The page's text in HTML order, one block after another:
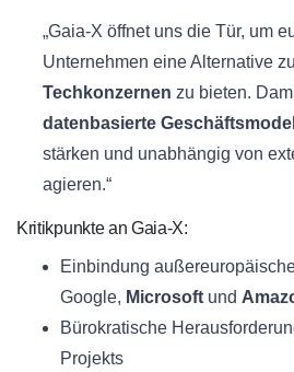
„Gaia-X öffnet uns die Tür, um
Unternehmen eine Alternative
Techkonzernen zu bieten.
datenbasierte
stärken und unabhängig von
agieren.“
Kritikpunkte an Gaia-X:
Einbindung
Google, Microsoft und
Bürokratische
Projekts